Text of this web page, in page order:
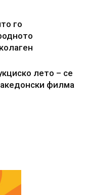
го
лето – се
филма